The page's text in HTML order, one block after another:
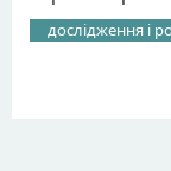
дослідження і